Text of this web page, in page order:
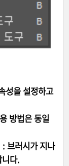
성을 설정하고
방법은 동일
브러시가 지나
다.